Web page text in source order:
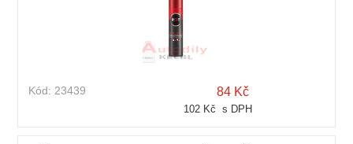
Kód: 23439 84 Kč
102 Kč s DPH